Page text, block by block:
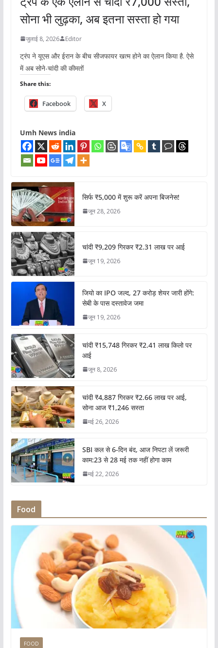
सोना भी लुढ़का, अब इतना सस्ता हो गया
जुलाई 8, 2026 Editor
ट्रंप ने यूएस और ईरान के बीच सीजफायर खत्म होने का ऐलान किया है. ऐसे
में अब सोने-चांदी की कीमतों
Share this:
Facebook X
Umh News india
सिर्फ ₹5,000 में शुरू करें अपना बिजनेस!
जून 28, 2026
चांदी ₹9,209 गिरकर ₹2.31 लाख पर आई
जून 19, 2026
जियो का IPO जल्द, 27 करोड़ शेयर जारी होंगे:
सेबी के पास दस्तावेज जमा
जून 19, 2026
चांदी ₹15,748 गिरकर ₹2.41 लाख किलो पर
आई
जून 8, 2026
चांदी ₹4,887 गिरकर ₹2.66 लाख पर आई,
सोना आज ₹1,246 सस्ता
मई 26, 2026
SBI कल से 6-दिन बंद, आज निपटा लें जरूरी
काम:23 से 28 मई तक नहीं होगा काम
मई 22, 2026
Food
FOOD